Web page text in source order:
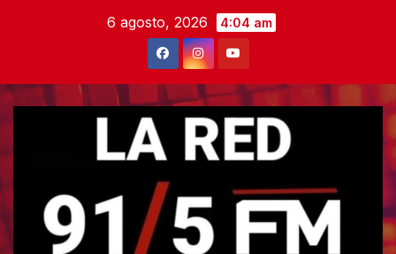
6 agosto, 2026 4:04 am